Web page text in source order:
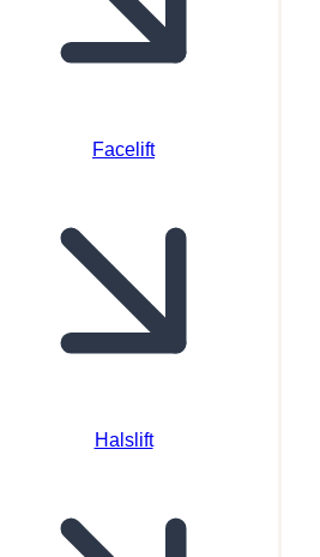
Facelift
Halslift